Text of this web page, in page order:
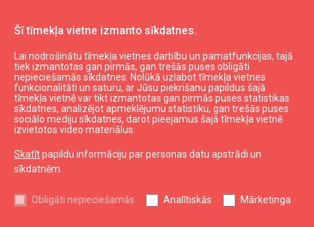
Šī tīmekļa vietne izmanto sīkdatnes.
Lai nodrošinātu tīmekļa vietnes darbību un pamatfunkcijas, tajā
tiek izmantotas gan pirmās, gan trešās puses obligāti
nepieciešamās sīkdatnes. Nolūkā uzlabot tīmekļa vietnes
funkcionalitāti un saturu, ar Jūsu piekrišanu papildus šajā
tīmekļa vietnē var tikt izmantotas gan pirmās puses statistikas
sīkdatnes, analizējot apmeklējumu statistiku, gan trešās puses
sociālo mediju sīkdatnes, darot pieejamus šajā tīmekļa vietnē
izvietotos video materiālus.
Skatītpapildu informāciju par personas datu apstrādi un
sīkdatnēm.
Obligāti nepieciešamās Analītiskās Mārketinga
WC
Uz augšu expand_less
Informācija
Liepājas kultūra
Liepājas sports